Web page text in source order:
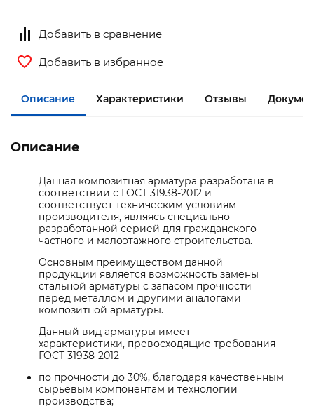
Добавить в сравнение
Добавить в избранное
Описание Характеристики Отзывы
Описание
Данная композитная арматура разработана в
соответствии с ГОСТ 31938-2012 и
соответствует техническим условиям
производителя, являясь специально
разработанной серией для гражданского
частного и малоэтажного строительства.
Основным преимуществом данной
продукции является возможность замены
стальной арматуры с запасом прочности
перед металлом и другими аналогами
композитной арматуры.
Данный вид арматуры имеет
характеристики, превосходящие требования
ГОСТ 31938-2012
по прочности до 30%, благодаря качественным
сырьевым компонентам и технологии
производства;